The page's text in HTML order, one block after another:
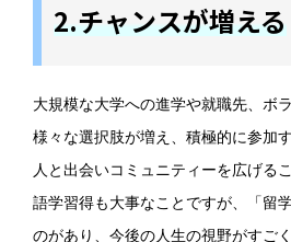
2.チャンスが増える
大規模な大学への進学や就職先、ボ
様々な選択肢が増え、積極的に参加
人と出会いコミュニティーを広げる
語学習得も大事なことですが、「留
のがあり、今後の人生の視野がすご